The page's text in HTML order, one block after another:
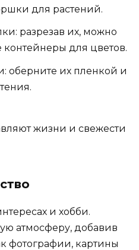
для растений.
разрезав их, можно
контейнеры для цветов.
оберните их пленкой и
жизни и свежести
и хобби.
атмосферу, добавив
фотографии, картины